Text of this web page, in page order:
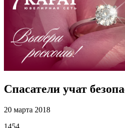
Спасатели учат
20 марта 2018